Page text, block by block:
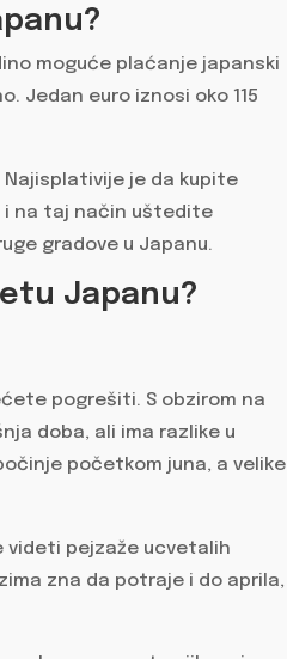
moguće plaćanje japanski
Jedan euro iznosi oko 115
je da kupite
i na taj način uštedite
gradove u Japanu.
Japanu?
pogrešiti. S obzirom na
doba, ali ima razlike u
početkom juna, a velike
videti pejzaže ucvetalih
zna da potraje i do aprila,